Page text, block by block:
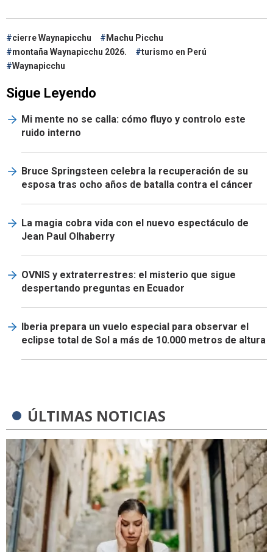
cierre Waynapicchu
Machu Picchu
montaña Waynapicchu 2026.
turismo en Perú
Waynapicchu
Sigue Leyendo
Mi mente no se calla: cómo fluyo y controlo este
ruido interno
Bruce Springsteen celebra la recuperación de su
esposa tras ocho años de batalla contra el cáncer
La magia cobra vida con el nuevo espectáculo de
Jean Paul Olhaberry
OVNIS y extraterrestres: el misterio que sigue
despertando preguntas en Ecuador
Iberia prepara un vuelo especial para observar el
eclipse total de Sol a más de 10.000 metros de altura
ÚLTIMAS NOTICIAS